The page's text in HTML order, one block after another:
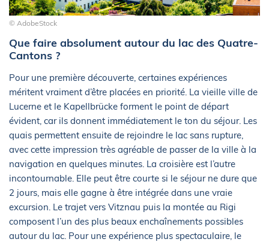
© AdobeStock
Que faire absolument autour du lac des Quatre-
Cantons ?
Pour une première découverte, certaines expériences
méritent vraiment d’être placées en priorité. La vieille ville de
Lucerne et le Kapellbrücke forment le point de départ
évident, car ils donnent immédiatement le ton du séjour. Les
quais permettent ensuite de rejoindre le lac sans rupture,
avec cette impression très agréable de passer de la ville à la
navigation en quelques minutes. La croisière est l’autre
incontournable. Elle peut être courte si le séjour ne dure que
2 jours, mais elle gagne à être intégrée dans une vraie
excursion. Le trajet vers Vitznau puis la montée au Rigi
composent l’un des plus beaux enchaînements possibles
autour du lac. Pour une expérience plus spectaculaire, le